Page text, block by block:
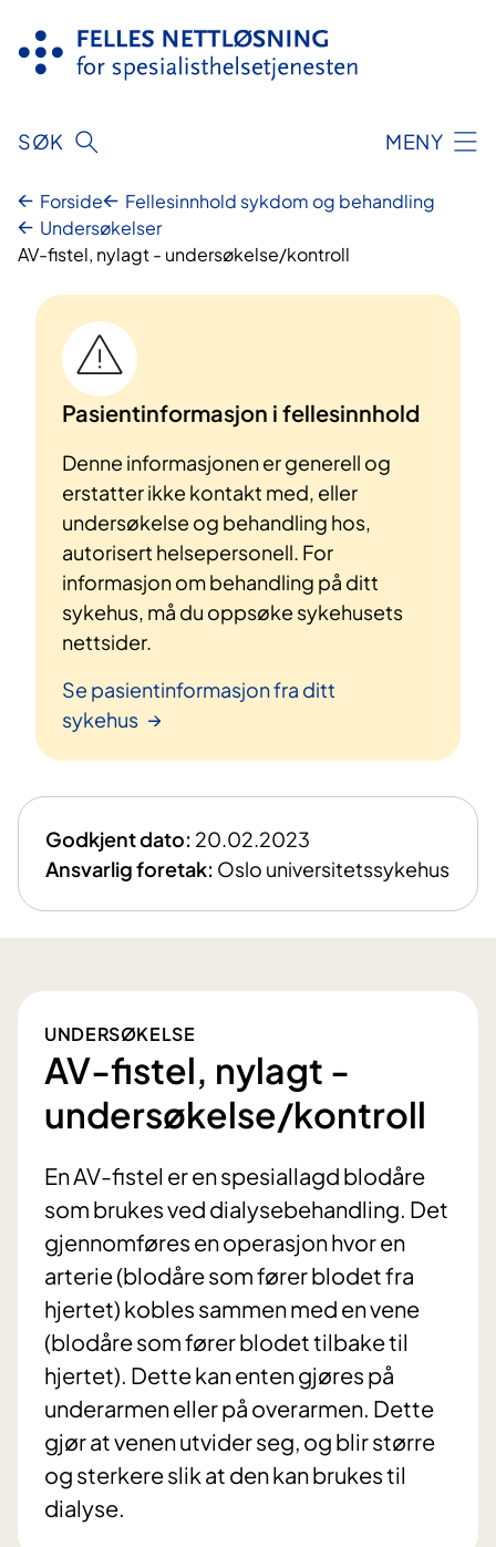
innhold
SØK MENY
Forside
Fellesinnhold sykdom og behandling
Undersøkelser
AV-fistel, nylagt - undersøkelse/kontroll
Pasientinformasjon i fellesinnhold
Denne informasjonen er generell og
erstatter ikke kontakt med, eller
undersøkelse og behandling hos,
autorisert helsepersonell. For
informasjon om behandling på ditt
sykehus, må du oppsøke sykehusets
nettsider.
Se pasientinformasjon fra ditt
sykehus
Godkjent dato: 20.02.2023
Ansvarlig foretak: Oslo universitetssykehus
UNDERSØKELSE
AV-fistel, nylagt -
undersøkelse/kontroll
En AV-fistel er en spesiallagd blodåre
som brukes ved dialysebehandling. Det
gjennomføres en operasjon hvor en
arterie (blodåre som fører blodet fra
hjertet) kobles sammen med en vene
(blodåre som fører blodet tilbake til
hjertet). Dette kan enten gjøres på
underarmen eller på overarmen. Dette
gjør at venen utvider seg, og blir større
og sterkere slik at den kan brukes til
dialyse.